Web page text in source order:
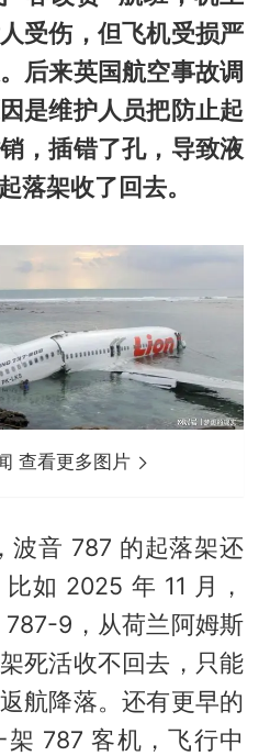
受伤，但飞机受损严
后来英国航空事故调
是维护人员把防止起
，插错了孔，导致液
落架收了回去。
查看更多图片
波音 787 的起落架还
如 2025 年 11 月，
9，从荷兰阿姆斯
死活收不回去，只能
航降落。还有更早的
787 客机，飞行中